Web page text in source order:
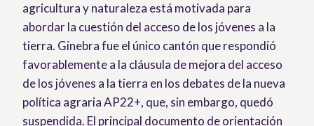
agricultura y naturaleza está motivada para
abordar la cuestión del acceso de los jóvenes a la
tierra. Ginebra fue el único cantón que respondió
favorablemente a la cláusula de mejora del acceso
de los jóvenes a la tierra en los debates de la nueva
política agraria AP22+, que, sin embargo, quedó
suspendida. El principal documento de orientación